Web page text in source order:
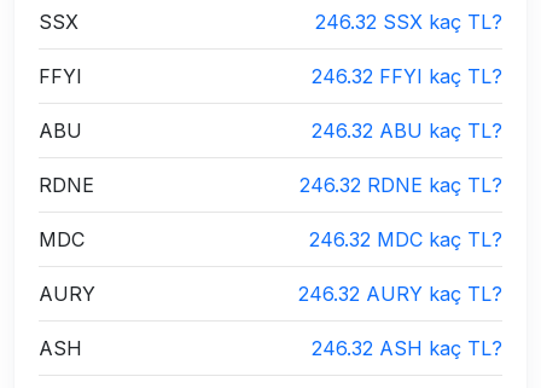
SSX 246.32 SSX kaç TL?
FFYI 246.32 FFYI kaç TL?
ABU 246.32 ABU kaç TL?
RDNE 246.32 RDNE kaç TL?
MDC 246.32 MDC kaç TL?
AURY 246.32 AURY kaç TL?
ASH 246.32 ASH kaç TL?